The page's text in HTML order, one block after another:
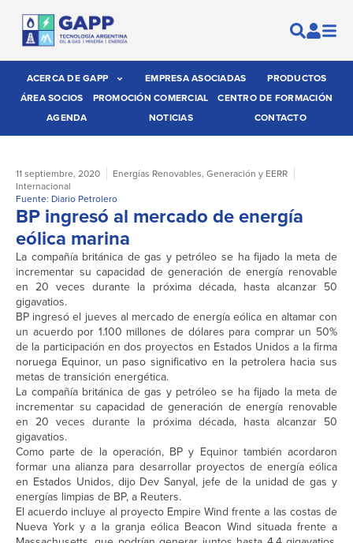
ACERCA DE GAPP EMPRESA ASOCIADAS
PRODUCTOS
ÁREA SOCIOS
PROMOCIÓN COMERCIAL
CENTRO DE FORMACIÓN
AGENDA
NOTICIAS CONTACTO
11 septiembre, 2020 Energías Renovables, Generación y EERR
Internacional
Fuente: Diario Petrolero
BP ingresó al mercado de energía
eólica marina
La compañía británica de gas y petróleo se ha fijado la meta de
incrementar su capacidad de generación de energía renovable
en 20 veces durante la próxima década, hasta alcanzar 50
gigavatios.
BP ingresó el jueves al mercado de energía eólica en altamar con
un acuerdo por 1.100 millones de dólares para comprar un 50%
de la participación en dos proyectos en Estados Unidos a la firma
noruega Equinor, un paso significativo en la petrolera hacia sus
metas de transición energética.
La compañía británica de gas y petróleo se ha fijado la meta de
incrementar su capacidad de generación de energía renovable
en 20 veces durante la próxima década, hasta alcanzar 50
gigavatios.
Como parte de la operación, BP y Equinor también acordaron
formar una alianza para desarrollar proyectos de energía eólica
en Estados Unidos, dijo Dev Sanyal, jefe de la unidad de gas y
energías limpias de BP, a Reuters.
El acuerdo incluye al proyecto Empire Wind frente a las costas de
Nueva York y a la granja eólica Beacon Wind situada frente a